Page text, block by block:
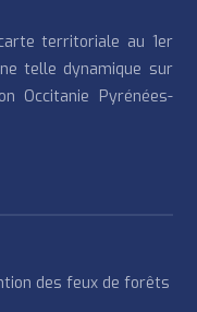
territoriale au 1er
telle dynamique sur
Occitanie Pyrénées-
des feux de forêts